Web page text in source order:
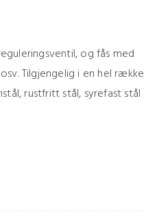
og fås med
Tilgjengelig i en hel række
rustfritt stål, syrefast stål